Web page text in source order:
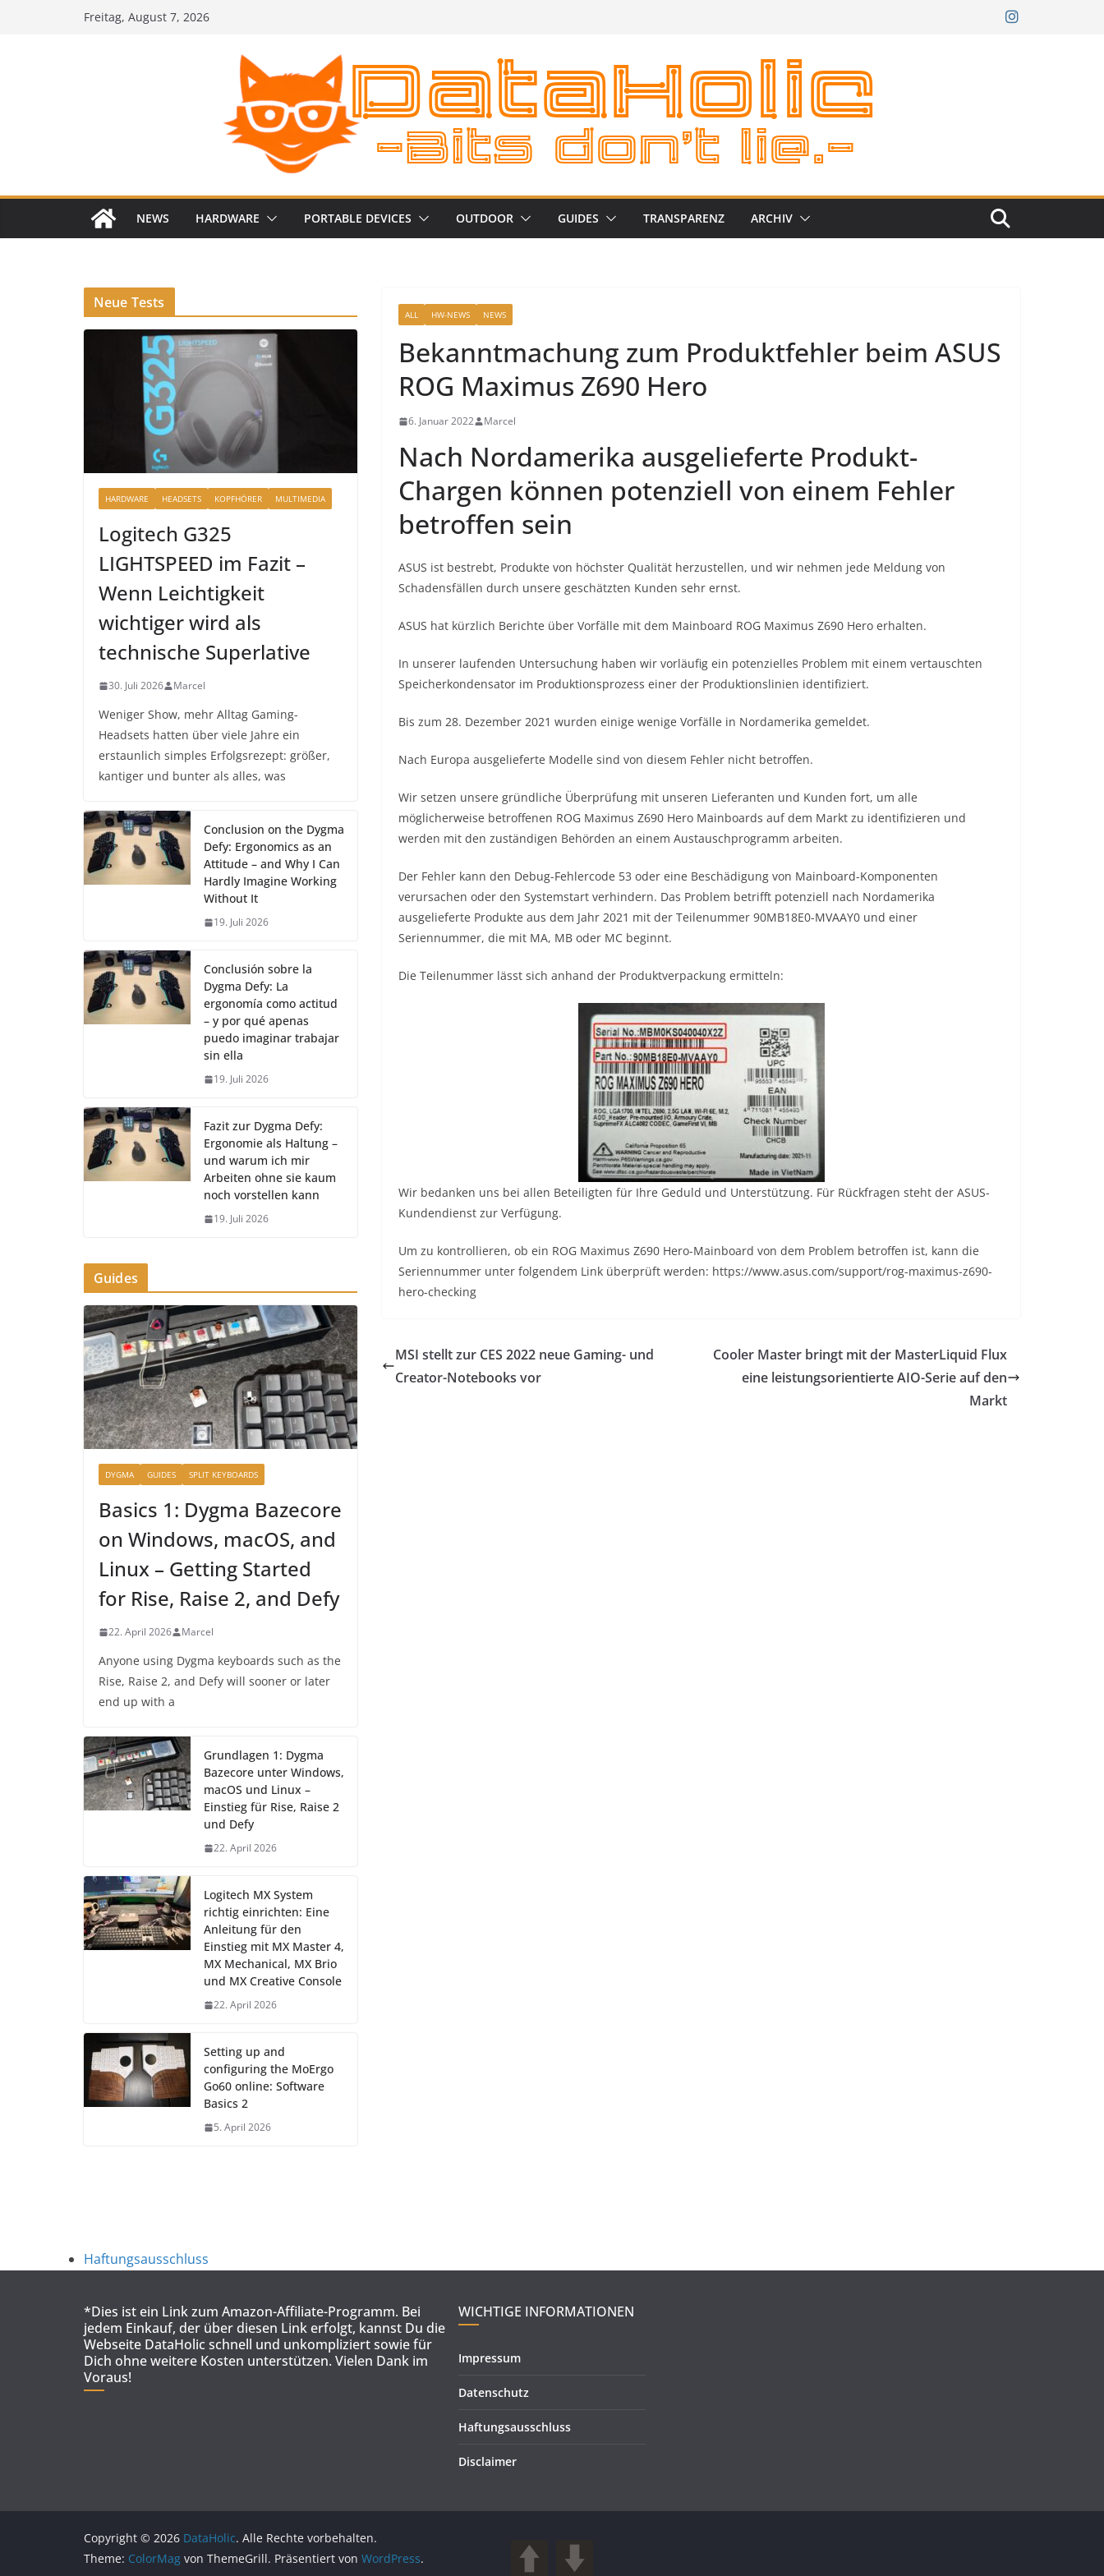
Freitag, August 7, 2026
NEWS HARDWARE PORTABLE DEVICES OUTDOOR GUIDES TRANSPARENZ ARCHIV
ALL HW-NEWS NEWS
Bekanntmachung zum Produktfehler beim ASUS
ROG Maximus Z690 Hero
6. Januar 2022 Marcel
Nach Nordamerika ausgelieferte Produkt-
Chargen können potenziell von einem Fehler
betroffen sein
ASUS ist bestrebt, Produkte von höchster Qualität herzustellen, und wir nehmen jede Meldung von
Schadensfällen durch unsere geschätzten Kunden sehr ernst.
ASUS hat kürzlich Berichte über Vorfälle mit dem Mainboard ROG Maximus Z690 Hero erhalten.
In unserer laufenden Untersuchung haben wir vorläufig ein potenzielles Problem mit einem vertauschten
Speicherkondensator im Produktionsprozess einer der Produktionslinien identifiziert.
Bis zum 28. Dezember 2021 wurden einige wenige Vorfälle in Nordamerika gemeldet.
Nach Europa ausgelieferte Modelle sind von diesem Fehler nicht betroffen.
Wir setzen unsere gründliche Überprüfung mit unseren Lieferanten und Kunden fort, um alle
möglicherweise betroffenen ROG Maximus Z690 Hero Mainboards auf dem Markt zu identifizieren und
werden mit den zuständigen Behörden an einem Austauschprogramm arbeiten.
Der Fehler kann den Debug-Fehlercode 53 oder eine Beschädigung von Mainboard-Komponenten
verursachen oder den Systemstart verhindern. Das Problem betrifft potenziell nach Nordamerika
ausgelieferte Produkte aus dem Jahr 2021 mit der Teilenummer 90MB18E0-MVAAY0 und einer
Seriennummer, die mit MA, MB oder MC beginnt.
Die Teilenummer lässt sich anhand der Produktverpackung ermitteln:
Wir bedanken uns bei allen Beteiligten für Ihre Geduld und Unterstützung. Für Rückfragen steht der ASUS-
Kundendienst zur Verfügung.
Um zu kontrollieren, ob ein ROG Maximus Z690 Hero-Mainboard von dem Problem betroffen ist, kann die
Seriennummer unter folgendem Link überprüft werden: https://www.asus.com/support/rog-maximus-z690-
hero-checking
MSI stellt zur CES 2022 neue Gaming- und
Creator-Notebooks vor
Cooler Master bringt mit der MasterLiquid Flux
eine leistungsorientierte AIO-Serie auf den
Markt
Neue Tests
HARDWARE HEADSETS KOPFHÖRER MULTIMEDIA
Logitech G325
LIGHTSPEED im Fazit –
Wenn Leichtigkeit
wichtiger wird als
technische Superlative
30. Juli 2026 Marcel
Weniger Show, mehr Alltag Gaming-
Headsets hatten über viele Jahre ein
erstaunlich simples Erfolgsrezept: größer,
kantiger und bunter als alles, was
Conclusion on the Dygma
Defy: Ergonomics as an
Attitude – and Why I Can
Hardly Imagine Working
Without It
19. Juli 2026
Conclusión sobre la
Dygma Defy: La
ergonomía como actitud
– y por qué apenas
puedo imaginar trabajar
sin ella
19. Juli 2026
Fazit zur Dygma Defy:
Ergonomie als Haltung –
und warum ich mir
Arbeiten ohne sie kaum
noch vorstellen kann
19. Juli 2026
Guides
DYGMA GUIDES SPLIT KEYBOARDS
Basics 1: Dygma Bazecore
on Windows, macOS, and
Linux – Getting Started
for Rise, Raise 2, and Defy
22. April 2026 Marcel
Anyone using Dygma keyboards such as the
Rise, Raise 2, and Defy will sooner or later
end up with a
Grundlagen 1: Dygma
Bazecore unter Windows,
macOS und Linux –
Einstieg für Rise, Raise 2
und Defy
22. April 2026
Logitech MX System
richtig einrichten: Eine
Anleitung für den
Einstieg mit MX Master 4,
MX Mechanical, MX Brio
und MX Creative Console
22. April 2026
Setting up and
configuring the MoErgo
Go60 online: Software
Basics 2
5. April 2026
Haftungsausschluss
*Dies ist ein Link zum Amazon-Affiliate-Programm. Bei
jedem Einkauf, der über diesen Link erfolgt, kannst Du die
Webseite DataHolic schnell und unkompliziert sowie für
Dich ohne weitere Kosten unterstützen. Vielen Dank im
Voraus!
WICHTIGE INFORMATIONEN
Impressum
Datenschutz
Haftungsausschluss
Disclaimer
Copyright © 2026 DataHolic. Alle Rechte vorbehalten.
Theme: ColorMag von ThemeGrill. Präsentiert von WordPress.